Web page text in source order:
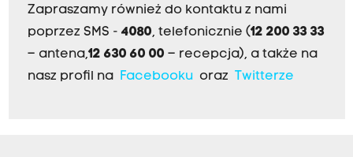
Zapraszamy również do kontaktu z nami
poprzez SMS - 4080, telefonicznie (12 200 33 33
– antena,12 630 60 00 – recepcja), a także na
nasz profil na Facebookuoraz Twitterze